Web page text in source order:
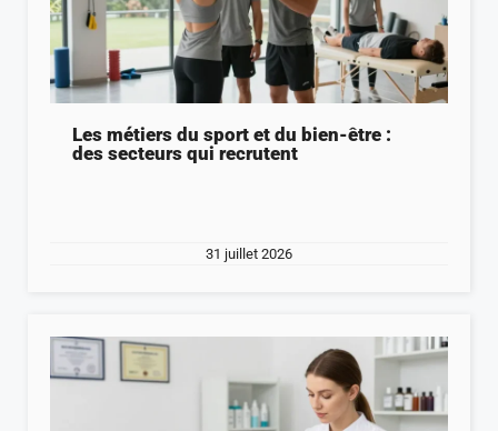
Les métiers du sport et du bien-être :
des secteurs qui recrutent
31 juillet 2026